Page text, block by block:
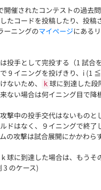
催されたコンテストの過去
たコードを投稿したり、投稿
ーニングのマイページにある
投手として完投する（1 試
9 イニングを投げきり、i
ないため、
k 球に到達した段
ない場合は何イニング目で
撃中の投手交代はないものと
ドはなく、９イニングで終了
の攻撃は試合展開にかかわら
球に到達した場合は、もう
3 のケース)